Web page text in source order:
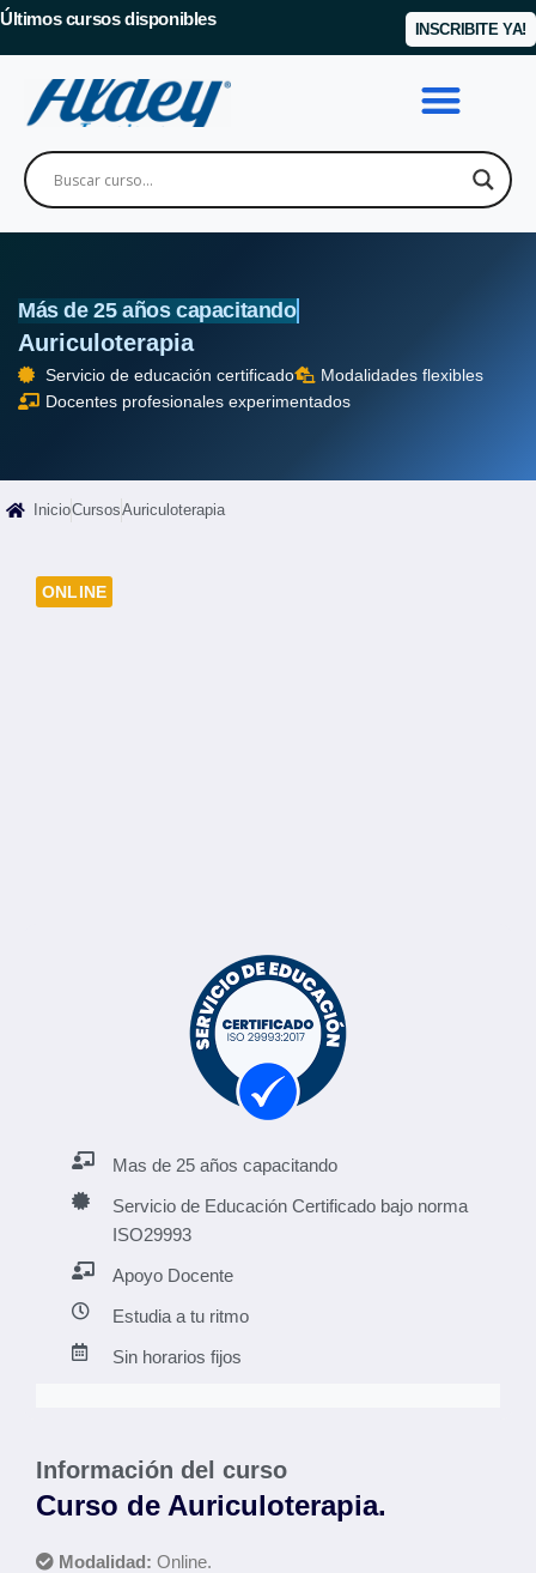
Últimos cursos disponibles
INSCRIBITE YA!
Más de 25 años capacitando
Auriculoterapia
Servicio de educación certificado
Modalidades flexibles
Docentes profesionales experimentados
InicioCursosAuriculoterapia
Información del curso
Curso de Auriculoterapia.
Modalidad: Online.
ONLINE
Mas de 25 años capacitando
Servicio de Educación Certificado bajo norma
ISO29993
Apoyo Docente
Estudia a tu ritmo
Sin horarios fijos